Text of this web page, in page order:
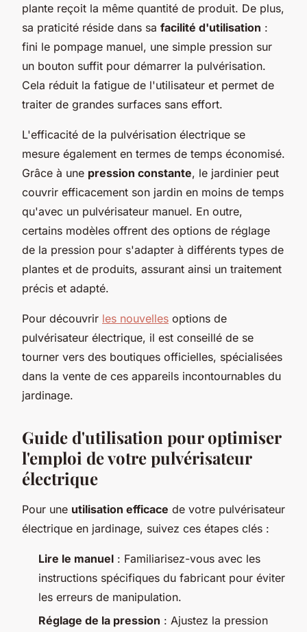
plante reçoit la même quantité de produit. De plus,
sa praticité réside dans sa facilité d'utilisation :
fini le pompage manuel, une simple pression sur
un bouton suffit pour démarrer la pulvérisation.
Cela réduit la fatigue de l'utilisateur et permet de
traiter de grandes surfaces sans effort.
L'efficacité de la pulvérisation électrique se
mesure également en termes de temps économisé.
Grâce à une pression constante, le jardinier peut
couvrir efficacement son jardin en moins de temps
qu'avec un pulvérisateur manuel. En outre,
certains modèles offrent des options de réglage
de la pression pour s'adapter à différents types de
plantes et de produits, assurant ainsi un traitement
précis et adapté.
Pour découvrir les nouvelles options de
pulvérisateur électrique, il est conseillé de se
tourner vers des boutiques officielles, spécialisées
dans la vente de ces appareils incontournables du
jardinage.
Guide d'utilisation pour optimiser
l'emploi de votre pulvérisateur
électrique
Pour une utilisation efficace de votre pulvérisateur
électrique en jardinage, suivez ces étapes clés :
Lire le manuel : Familiarisez-vous avec les
instructions spécifiques du fabricant pour éviter
les erreurs de manipulation.
Réglage de la pression : Ajustez la pression